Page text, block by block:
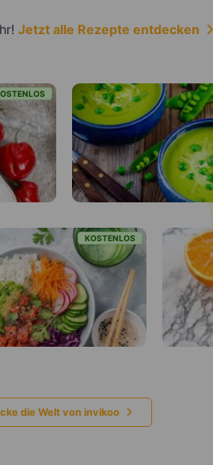
Jetzt alle Rezepte entdecken
KOSTENLOS
KOSTENLOS
die Welt von invikoo